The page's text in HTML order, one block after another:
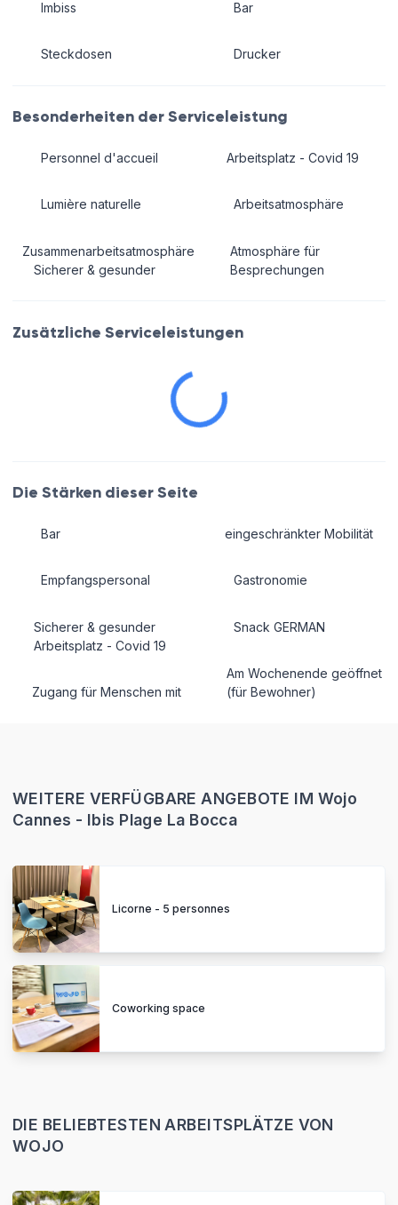
Imbiss
Steckdosen
Bar
Drucker
Besonderheiten der Serviceleistung
Personnel d'accueil
Lumière naturelle
Zusammenarbeitsatmosphäre
Sicherer & gesunder
Arbeitsplatz - Covid 19
Arbeitsatmosphäre
Atmosphäre für
Besprechungen
Zusätzliche Serviceleistungen
Die Stärken dieser Seite
Bar
Empfangspersonal
Sicherer & gesunder
Arbeitsplatz - Covid 19
Zugang für Menschen mit
eingeschränkter Mobilität
Gastronomie
Snack GERMAN
Am Wochenende geöffnet
(für Bewohner)
WEITERE VERFÜGBARE ANGEBOTE IM Wojo
Cannes - Ibis Plage La Bocca
Licorne - 5 personnes
Coworking space
DIE BELIEBTESTEN ARBEITSPLÄTZE VON
WOJO